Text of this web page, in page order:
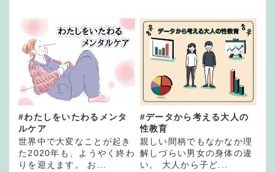
#わたしをいたわるメンタ
ルケア
世界中で大変なことが起き
た2020年も、ようやく終わ
りを迎えます。 お...
#データから考える大人の
性教育
親しい間柄でもなかなか理
解しづらい男女の身体の違
い。 大人から子ど...